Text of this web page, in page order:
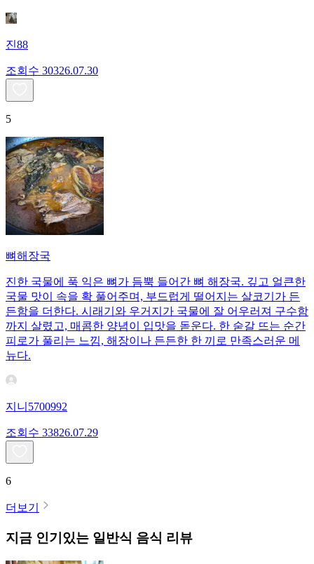
진88
조회수 30326.07.30
5
뼈해장국
진한 국물에 푹 익은 뼈가 듬뿍 들어간 뼈 해장국. 깊고 얼큰한
국물 맛이 속을 확 풀어주며, 부드럽게 떨어지는 살코기가 든
든함을 더한다. 시래기와 우거지가 국물에 잘 어우러져 구수함
까지 살렸고, 매콤한 양념이 입맛을 돋운다. 한 숟갈 뜨는 순간
피로가 풀리는 느낌, 해장이나 든든한 한 끼로 만족스러운 메
뉴다.
지니5700992
조회수 33826.07.29
6
더보기
지금 인기있는 일반식 음식 리뷰